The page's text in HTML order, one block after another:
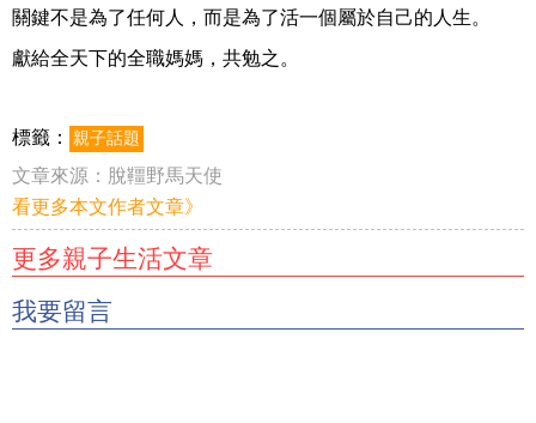
關鍵不是為了任何人，而是為了活一個屬於自己的人生。
獻給全天下的全職媽媽，共勉之。
標籤： 親子話題
文章來源： 脫韁野馬天使
看更多本文作者文章》
更多親子生活文章
我要留言